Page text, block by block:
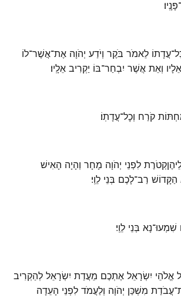
לֵאמֹר בֹּקֶר וְיֹדַע יְהֹוָה אֶת־אֲשֶׁר־לוֹ
וְאֵת אֲשֶׁר יִבְחַר־בּוֹ יַקְרִיב אֵלָֽיו׃
קֹרַח וְכׇל־עֲדָתֽוֹ׃
לִפְנֵי יְהֹוָה מָחָר וְהָיָה הָאִישׁ
רַב־לָכֶם בְּנֵי לֵוִֽי׃
בְּנֵי לֵוִֽי׃
אֱלֹהֵי יִשְׂרָאֵל אֶתְכֶם מֵעֲדַת יִשְׂרָאֵל לְהַקְרִיב
מִשְׁכַּן יְהֹוָה וְלַעֲמֹד לִפְנֵי הָעֵדָה